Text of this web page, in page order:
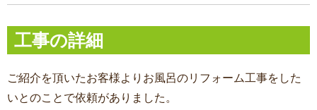
工事の詳細
ご紹介を頂いたお客様よりお風呂のリフォーム工事をした
いとのことで依頼がありました。